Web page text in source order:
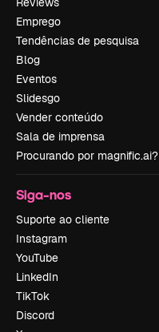
Emprego
Tendências de pesquisa
Blog
Eventos
Slidesgo
Vender conteúdo
Sala de imprensa
Procurando por magnific.ai?
Siga-nos
Suporte ao cliente
Instagram
YouTube
LinkedIn
TikTok
Discord